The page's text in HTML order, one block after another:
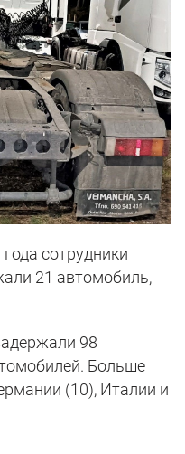
сотрудники
21 автомобиль,
98
Больше
(10), Италии и